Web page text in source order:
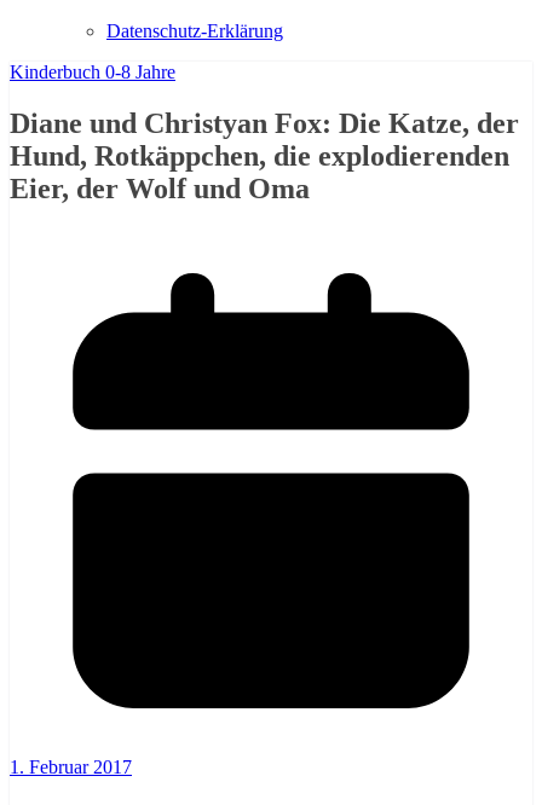
Datenschutz-Erklärung
Kinderbuch 0-8 Jahre
Diane und Christyan Fox: Die Katze, der
Hund, Rotkäppchen, die explodierenden
Eier, der Wolf und Oma
1. Februar 2017